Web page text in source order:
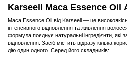
Karseell Maca Essence Oil
Maca Essence Oil від ​Karseell — це
інтенсивного відновлення та живлення
формула поєднує натуральні інгредієнти, які
відновлення.​ Засіб містить відразу кілька
дію один одного. Серед його складників: